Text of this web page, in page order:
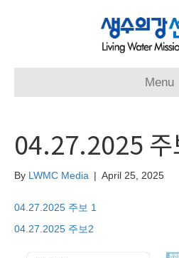
Menu
04.27.2025 주
By LWMC Media | April 25, 2025
04.27.2025 주보 1
04.27.2025 주보2